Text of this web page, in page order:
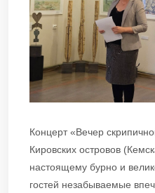
Концерт «Вечер
Кировских островов
настоящему бурно и
гостей незабываемые